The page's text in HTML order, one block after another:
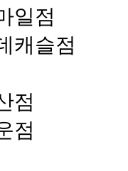
일점
캐슬점
점
점